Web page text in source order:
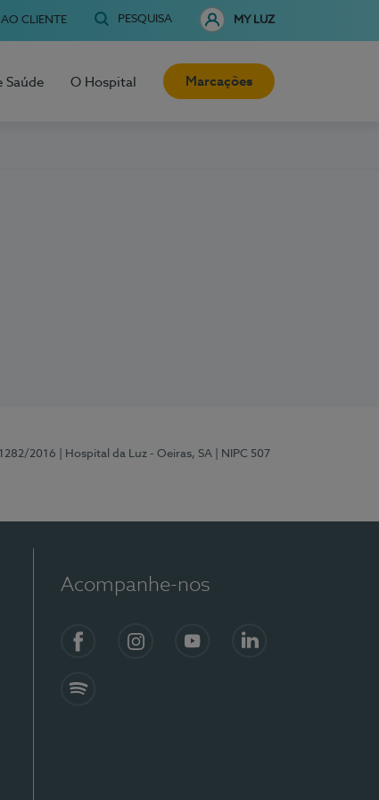
CLIENTE PESQUISA MY LUZ
Saúde O Hospital Marcações
2016 | Hospital da Luz - Oeiras, SA
| NIPC 507
Acompanhe-nos